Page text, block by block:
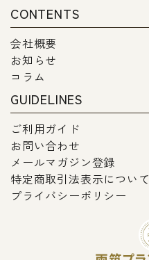
CONTENTS
会社概要
お知らせ
コラム
GUIDELINES
ご利用ガイド
お問い合わせ
メールマガジン登録
特定商取引法表示について
プライバシーポリシー